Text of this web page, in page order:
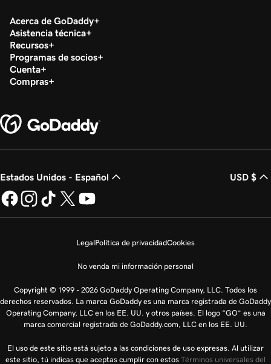
Acerca de GoDaddy
Asistencia técnica
Recursos
Programas de socios
Cuenta
Compras
Estados Unidos - Español USD $
LegalPolítica de privacidadCookies
No venda mi información personal
Copyright © 1999 - 2026 GoDaddy Operating Company, LLC. Todos los
derechos reservados. La marca GoDaddy es una marca registrada de GoDaddy
Operating Company, LLC en los EE. UU. y otros países. El logo “GO” es una
marca comercial registrada de GoDaddy.com, LLC en los EE. UU.
El uso de este sitio está sujeto a las condiciones de uso expresas. Al utilizar
este sitio, tú indicas que aceptas cumplir con estos Términos universales del